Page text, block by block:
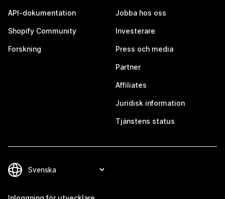
API-dokumentation
Shopify Community
Forskning
Jobba hos oss
Investerare
Press och media
Partner
Affiliates
Juridisk information
Tjänstens status